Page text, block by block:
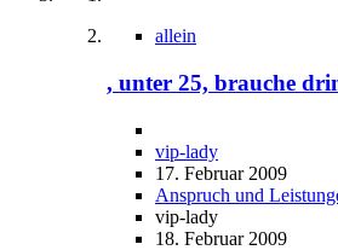
allein
, unter 25, brauche
vip-lady
17. Februar 2009
Anspruch und
vip-lady
18. Februar 2009